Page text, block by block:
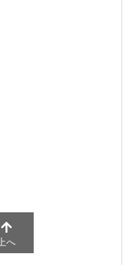
上へ